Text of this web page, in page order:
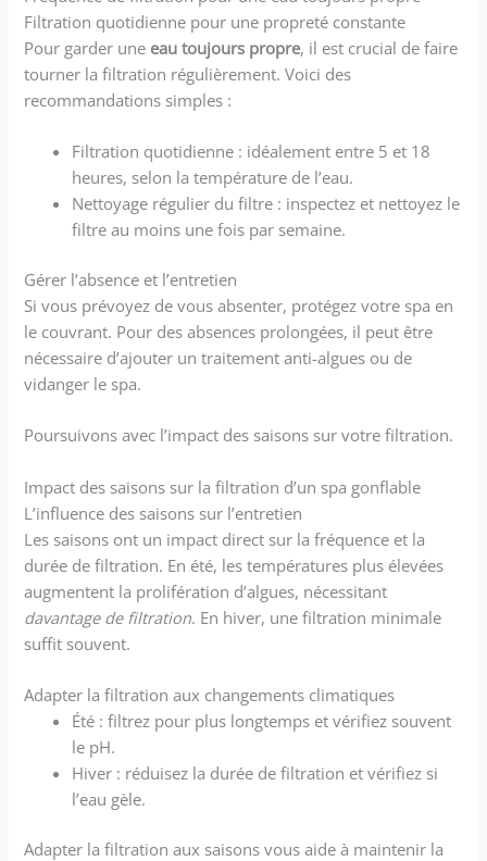
Filtration quotidienne pour une propreté constante
Pour garder une eau toujours propre, il est crucial de faire
tourner la filtration régulièrement. Voici des
recommandations simples :
Filtration quotidienne : idéalement entre 5 et 18
heures, selon la température de l’eau.
Nettoyage régulier du filtre : inspectez et nettoyez le
filtre au moins une fois par semaine.
Gérer l’absence et l’entretien
Si vous prévoyez de vous absenter, protégez votre spa en
le couvrant. Pour des absences prolongées, il peut être
nécessaire d’ajouter un traitement anti-algues ou de
vidanger le spa.
Poursuivons avec l’impact des saisons sur votre filtration.
Impact des saisons sur la filtration d’un spa gonflable
L’influence des saisons sur l’entretien
Les saisons ont un impact direct sur la fréquence et la
durée de filtration. En été, les températures plus élevées
augmentent la prolifération d’algues, nécessitant
davantage de filtration. En hiver, une filtration minimale
suffit souvent.
Adapter la filtration aux changements climatiques
Été : filtrez pour plus longtemps et vérifiez souvent
le pH.
Hiver : réduisez la durée de filtration et vérifiez si
l’eau gèle.
Adapter la filtration aux saisons vous aide à maintenir la